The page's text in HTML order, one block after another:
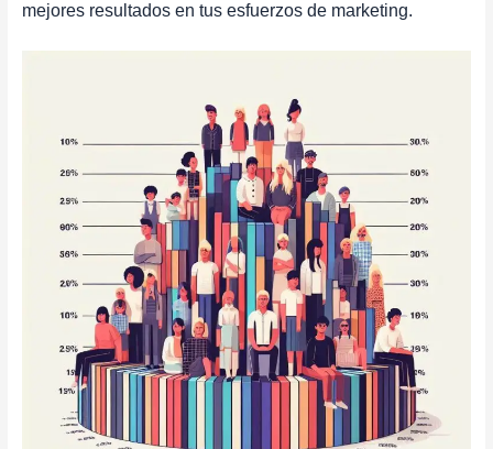
mejores resultados en tus esfuerzos de marketing.